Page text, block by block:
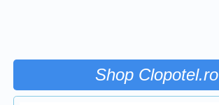
Shop Clopotel.ro